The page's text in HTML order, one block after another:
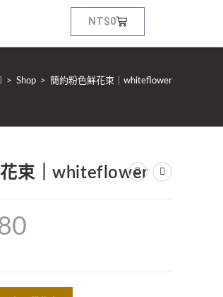
NT$0
> Shop > 簡約粉色鮮花束｜whiteflower
束｜whiteflower